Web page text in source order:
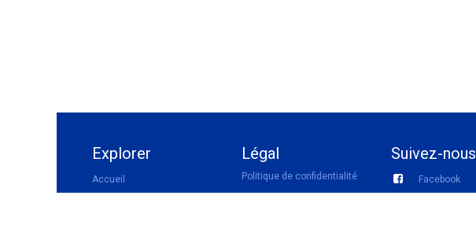
Explorer
Accueil
Légal
Politique de confidentialité
Suivez-nous
Facebook